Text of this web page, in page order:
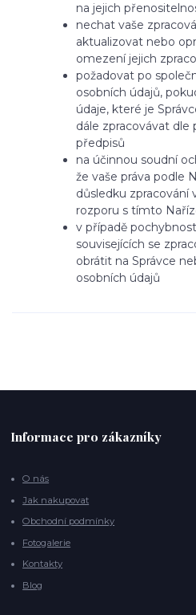
na jejich
nechat vaše
aktualizovat nebo
omezení jejich
požadovat po
osobních údajů,
údaje, které je
dále zpracovávat dle
předpisů
na účinnou soudní
že vaše práva podle
důsledku zpracování
rozporu s tímto
v případě
souvisejících se
obrátit na Správce
osobních údajů
Informace pro zákazníky
O nás
Jak nakupovat
Obchodní podmínky
Fotogalerie
Kontakty
Blog